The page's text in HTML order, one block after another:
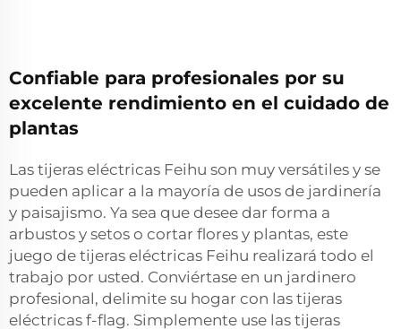
Confiable para profesionales por su
excelente rendimiento en el cuidado de
plantas
Las tijeras eléctricas Feihu son muy versátiles y se
pueden aplicar a la mayoría de usos de jardinería
y paisajismo. Ya sea que desee dar forma a
arbustos y setos o cortar flores y plantas, este
juego de tijeras eléctricas Feihu realizará todo el
trabajo por usted. Conviértase en un jardinero
profesional, delimite su hogar con las tijeras
eléctricas f-flag. Simplemente use las tijeras